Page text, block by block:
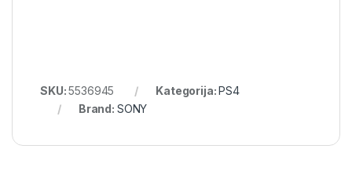
SKU:5536945 Kategorija:PS4
Brand: SONY